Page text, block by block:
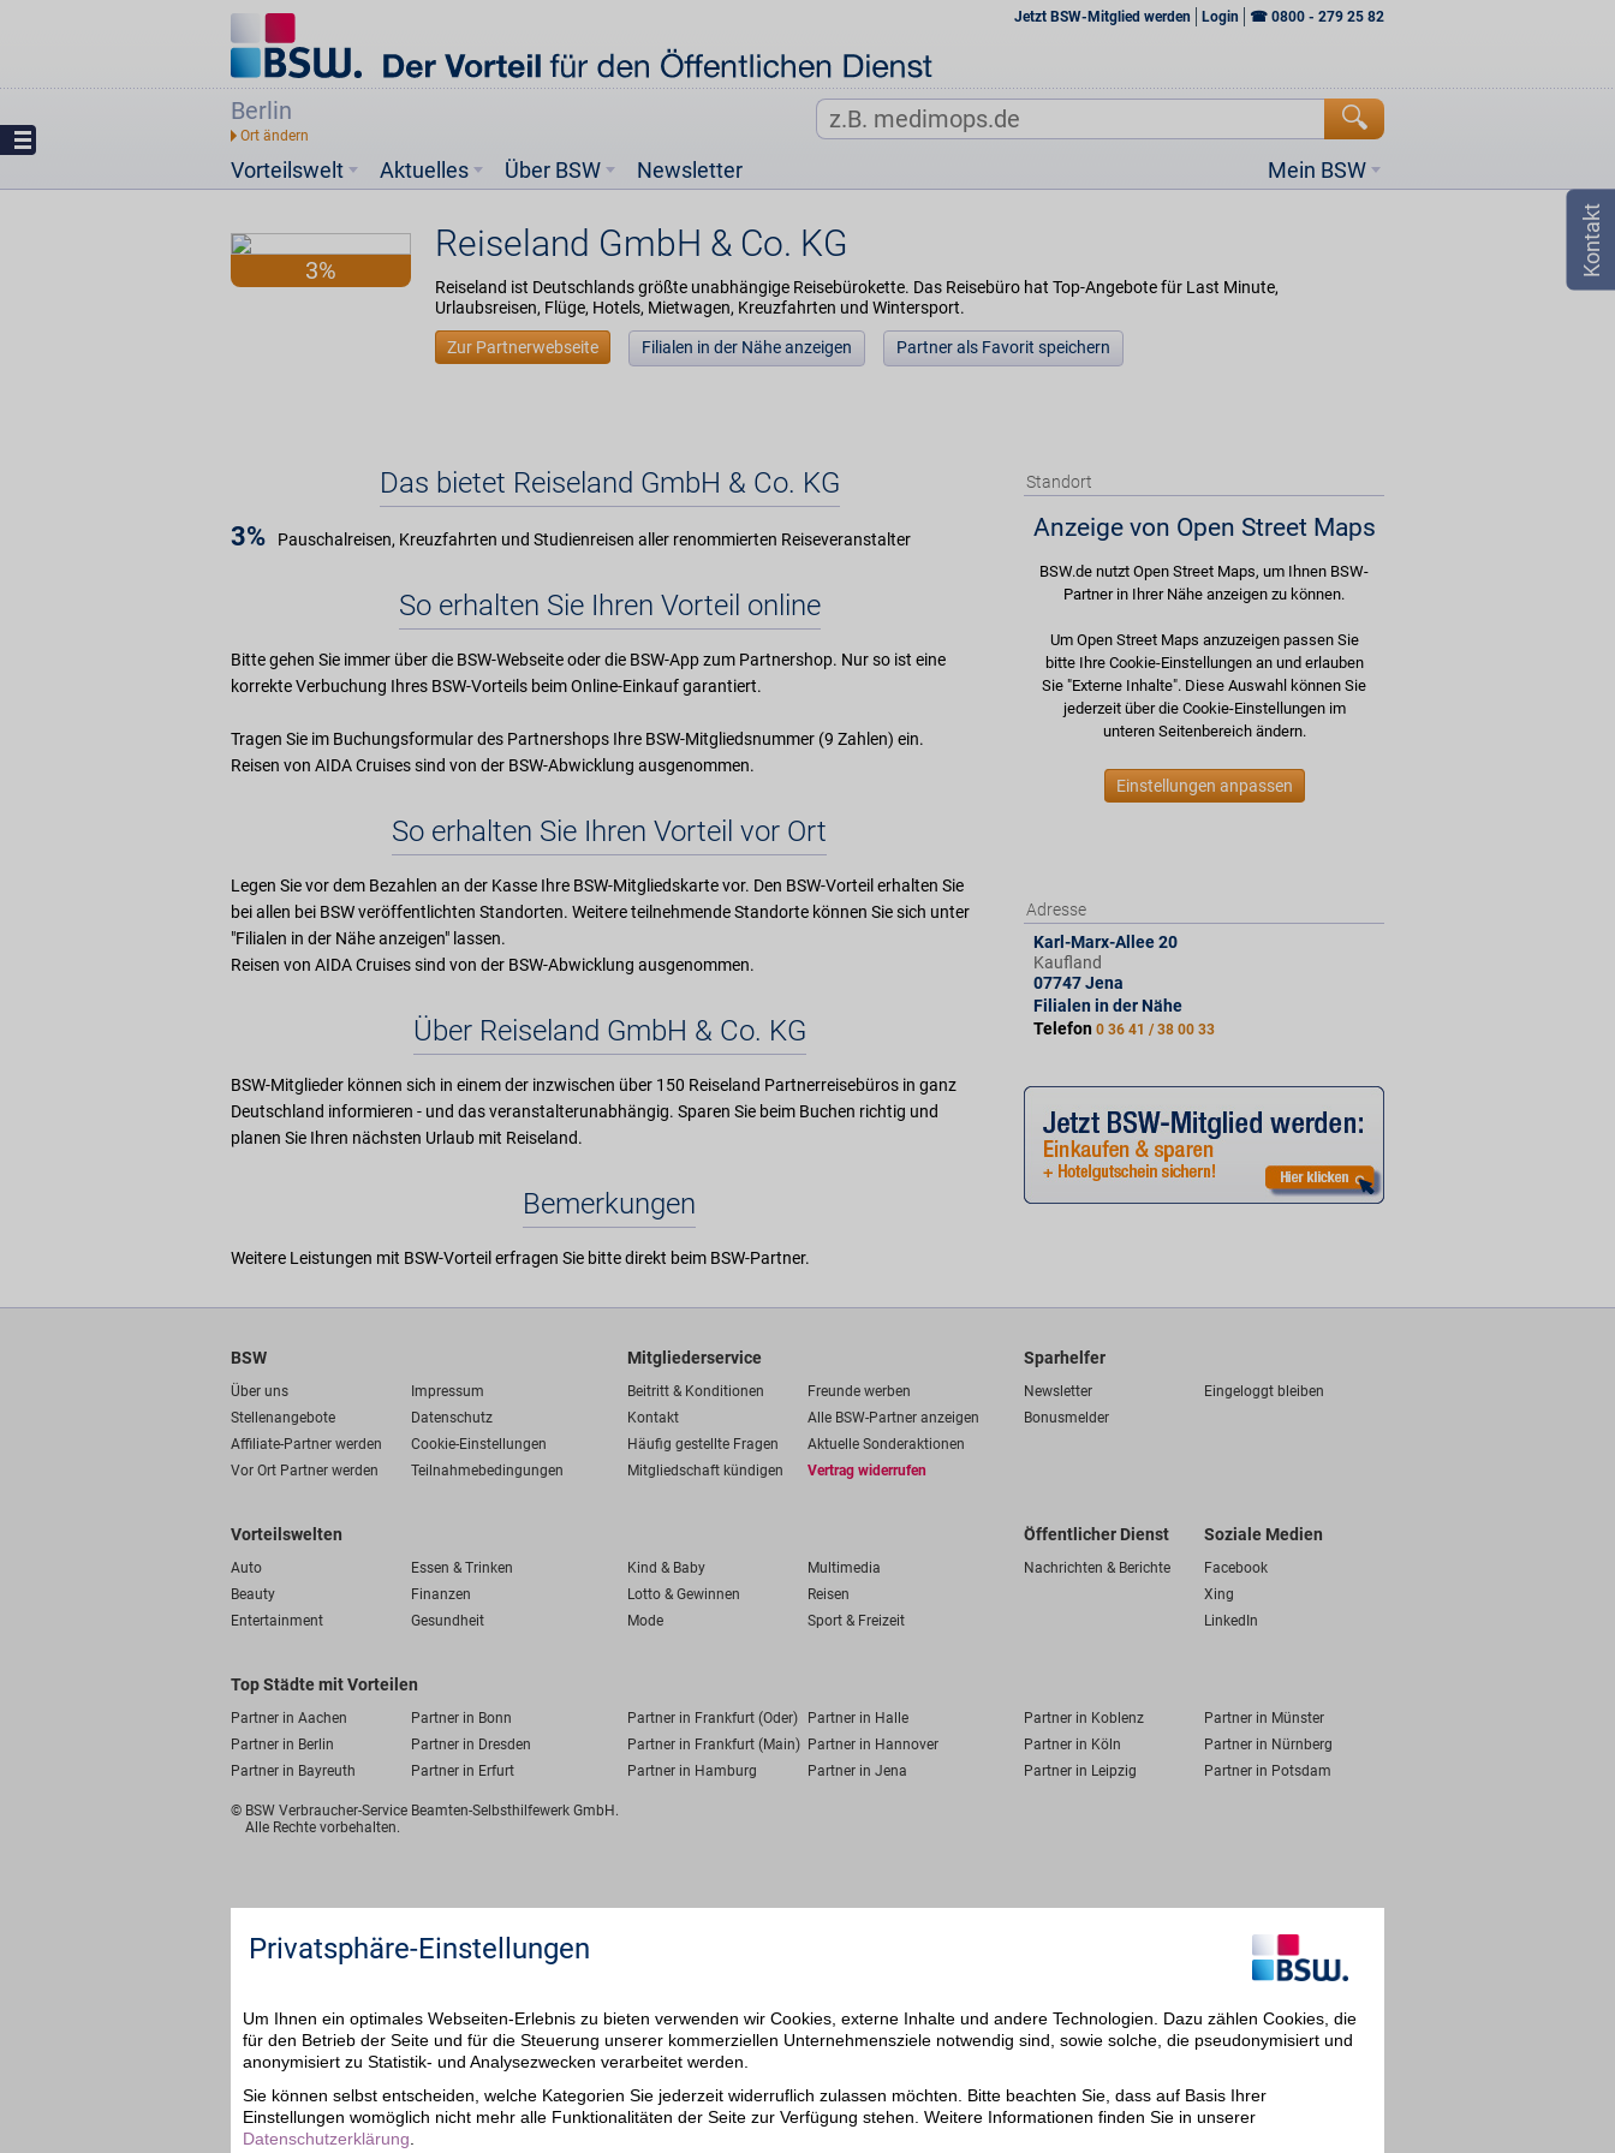
Jetzt BSW-Mitglied werden Login ☎ 0800 - 279 25 82
Berlin
Vorteilswelt Mein BSW
Aktuelles Über BSW Newsletter
3%
Reiseland GmbH & Co. KG
Reiseland ist Deutschlands größte unabhängige Reisebürokette. Das Reisebüro hat Top-Angebote für Last Minute,
Urlaubsreisen, Flüge, Hotels, Mietwagen, Kreuzfahrten und Wintersport.
Zur Partnerwebseite Filialen in der Nähe anzeigen Partner als Favorit speichern
Das bietet Reiseland GmbH & Co. KG
3% Pauschalreisen, Kreuzfahrten und Studienreisen aller renommierten Reiseveranstalter
So erhalten Sie Ihren Vorteil online
Bitte gehen Sie immer über die BSW-Webseite oder die BSW-App zum Partnershop. Nur so ist eine
korrekte Verbuchung Ihres BSW-Vorteils beim Online-Einkauf garantiert.
Tragen Sie im Buchungsformular des Partnershops Ihre BSW-Mitgliedsnummer (9 Zahlen) ein.
Reisen von AIDA Cruises sind von der BSW-Abwicklung ausgenommen.
So erhalten Sie Ihren Vorteil vor Ort
Legen Sie vor dem Bezahlen an der Kasse Ihre BSW-Mitgliedskarte vor. Den BSW-Vorteil erhalten Sie
bei allen bei BSW veröffentlichten Standorten. Weitere teilnehmende Standorte können Sie sich unter
"Filialen in der Nähe anzeigen" lassen.
Reisen von AIDA Cruises sind von der BSW-Abwicklung ausgenommen.
Über Reiseland GmbH & Co. KG
BSW-Mitglieder können sich in einem der inzwischen über 150 Reiseland Partnerreisebüros in ganz
Deutschland informieren - und das veranstalterunabhängig. Sparen Sie beim Buchen richtig und
planen Sie Ihren nächsten Urlaub mit Reiseland.
Bemerkungen
Weitere Leistungen mit BSW-Vorteil erfragen Sie bitte direkt beim BSW-Partner.
Standort
Anzeige von Open Street Maps
BSW.de nutzt Open Street Maps, um Ihnen BSW-
Partner in Ihrer Nähe anzeigen zu können.
Um Open Street Maps anzuzeigen passen Sie
bitte Ihre Cookie-Einstellungen an und erlauben
Sie "Externe Inhalte". Diese Auswahl können Sie
jederzeit über die Cookie-Einstellungen im
unteren Seitenbereich ändern.
Einstellungen anpassen
Adresse
Karl-Marx-Allee 20
Kaufland
07747Jena
Filialen in der Nähe
Telefon 0 36 41 / 38 00 33
BSW
Über uns
Impressum
Stellenangebote
Datenschutz
Affiliate-Partner werden
Cookie-Einstellungen
Vor Ort Partner werden
Teilnahmebedingungen
Mitgliederservice
Beitritt & Konditionen
Freunde werben
Kontakt
Alle BSW-Partner anzeigen
Häufig gestellte Fragen
Aktuelle Sonderaktionen
Mitgliedschaft kündigen
Vertrag widerrufen
Sparhelfer
Newsletter
Eingeloggt bleiben
Bonusmelder
Vorteilswelten
Auto Essen & Trinken Kind & Baby
Multimedia
Beauty
Finanzen Lotto & Gewinnen
Reisen
Entertainment
Gesundheit Mode Sport & Freizeit
Öffentlicher Dienst
Nachrichten & Berichte
Soziale Medien
Facebook
Xing
LinkedIn
Top Städte mit Vorteilen
Partner in Aachen Partner in Bonn Partner in Frankfurt (Oder) Partner in Halle Partner in Koblenz
Partner in Münster
Partner in Berlin
Partner in Dresden Partner in Frankfurt (Main) Partner in Hannover Partner in Köln
Partner in Nürnberg
Partner in Bayreuth
Partner in Erfurt Partner in Hamburg Partner in Jena Partner in Leipzig Partner in Potsdam
© BSW Verbraucher-Service Beamten-Selbsthilfewerk GmbH.
Alle Rechte vorbehalten.
Privatsphäre-Einstellungen
Um Ihnen ein optimales Webseiten-Erlebnis zu bieten verwenden wir Cookies, externe Inhalte und andere Technologien. Dazu zählen Cookies, die
für den Betrieb der Seite und für die Steuerung unserer kommerziellen Unternehmensziele notwendig sind, sowie solche, die pseudonymisiert und
anonymisiert zu Statistik- und Analysezwecken verarbeitet werden.
Sie können selbst entscheiden, welche Kategorien Sie jederzeit widerruflich zulassen möchten. Bitte beachten Sie, dass auf Basis Ihrer
Einstellungen womöglich nicht mehr alle Funktionalitäten der Seite zur Verfügung stehen. Weitere Informationen finden Sie in unserer
Datenschutzerklärung